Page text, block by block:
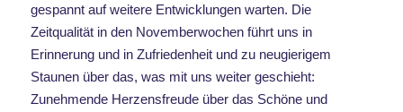
gespannt auf weitere Entwicklungen warten. Die
Zeitqualität in den Novemberwochen führt uns in
Erinnerung und in Zufriedenheit und zu neugierigem
Staunen über das, was mit uns weiter geschieht:
Zunehmende Herzensfreude über das Schöne und